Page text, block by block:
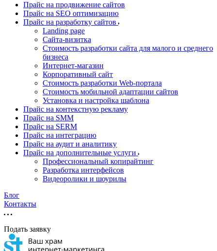
Прайс на продвижение сайтов
Прайс на SEO оптимизацию
Прайс на разработку сайтов
Landing page
Cайта-визитка
Стоимость разработки сайта для малого и среднего
бизнеса
Интернет-магазин
Корпоративный сайт
Стоимость разработки Web-портала
Стоимость мобильной адаптации сайтов
Установка и настройка шаблона
Прайс на контекстную рекламу
Прайс на SMM
Прайс на SERM
Прайс на интеграцию
Прайс на аудит и аналитику
Прайс на дополнительные услуги
Профессиональный копирайтинг
Разработка интерфейсов
Видеоролики и шоурилы
Блог
Контакты
Подать заявку